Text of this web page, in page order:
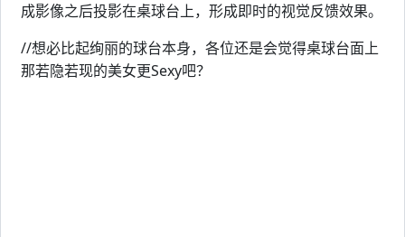
成影像之后投影在桌球台上，形成即时的视觉反馈效果。
//想必比起绚丽的球台本身，各位还是会觉得桌球台面上
那若隐若现的美女更Sexy吧？